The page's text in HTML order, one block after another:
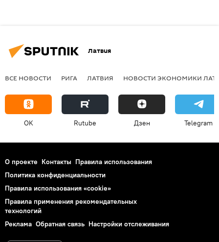
Латвия
ВСЕ НОВОСТИ РИГА ЛАТВИЯ НОВОСТИ ЭКОНОМИКИ
OK Rutube Дзен Telegram
О проекте Контакты Правила использования
Политика конфиденциальности
Правила использования «cookie»
Правила применения рекомендательных
технологий
Реклама Обратная связь Настройки отслеживания